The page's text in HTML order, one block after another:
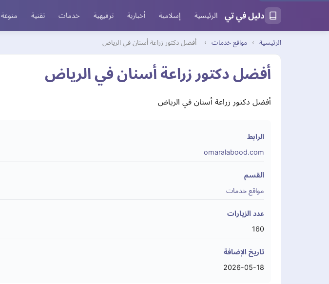
دليل في تي الرئيسية إسلامية أخبارية ترفيهية خدمات تقنية منوعة
الرئيسية › مواقع خدمات › أفضل دكتور زراعة أسنان في الرياض
أفضل دكتور زراعة أسنان في الرياض
أفضل دكتور زراعة أسنان في الرياض
الرابط
omaralabood.com
القسم
مواقع خدمات
عدد الزيارات
160
تاريخ الإضافة
2026-05-18